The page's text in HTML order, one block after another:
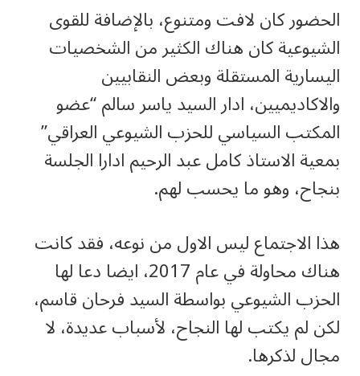
الحضور كان لافت ومتنوع، بالإضافة للقوى
الشيوعية كان هناك الكثير من الشخصيات
اليسارية المستقلة وبعض النقابيين
والاكاديميين، ادار السيد ياسر سالم “عضو
المكتب السياسي للحزب الشيوعي العراقي”
بمعية الاستاذ كامل عبد الرحيم ادارا الجلسة
بنجاح، وهو ما يحسب لهم.
هذا الاجتماع ليس الاول من نوعه، فقد كانت
هناك محاولة في عام 2017، ايضا دعا لها
الحزب الشيوعي بواسطة السيد فرحان قاسم،
لكن لم يكتب لها النجاح، لأسباب عديدة، لا
مجال لذكرها.